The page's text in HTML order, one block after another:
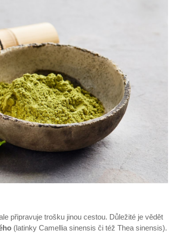
připravuje trošku jinou cestou. Důležité je vědět
(latinky Camellia sinensis či též Thea sinensis).